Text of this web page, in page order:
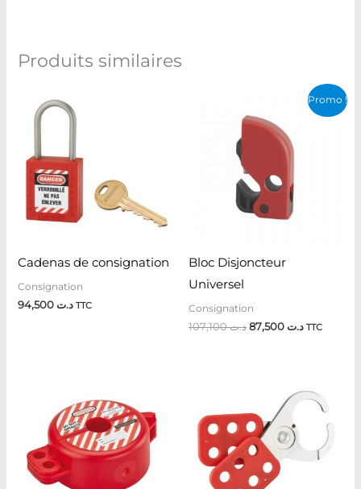
Produits similaires
Cadenas de consignation
Consignation
د.ت94,500 TTC
Promo !
Bloc Disjoncteur
Universel
Consignation
د.ت107,100
initial
était :
د.ت
Le
prix
TTC